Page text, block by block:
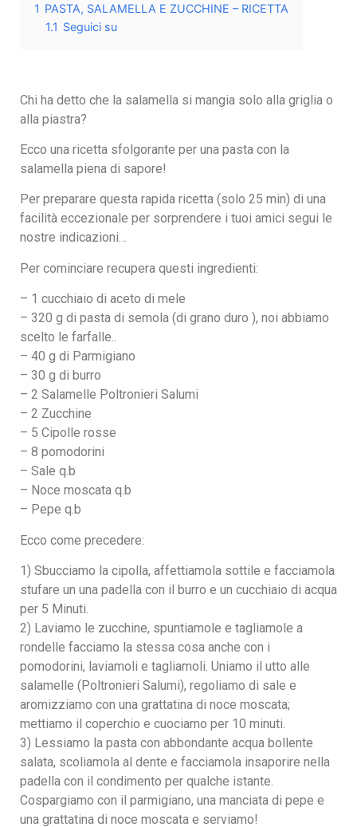
1 PASTA, SALAMELLA E ZUCCHINE – RICETTA
1.1 Seguici su
Chi ha detto che la salamella si mangia solo alla griglia o
alla piastra?
Ecco una ricetta sfolgorante per una pasta con la
salamella piena di sapore!
Per preparare questa rapida ricetta (solo 25 min) di una
facilità eccezionale per sorprendere i tuoi amici segui le
nostre indicazioni…
Per cominciare recupera questi ingredienti:
– 1 cucchiaio di aceto di mele
– 320 g di pasta di semola (di grano duro ), noi abbiamo
scelto le farfalle..
– 40 g di Parmigiano
– 30 g di burro
– 2 Salamelle Poltronieri Salumi
– 2 Zucchine
– 5 Cipolle rosse
– 8 pomodorini
– Sale q.b
– Noce moscata q.b
– Pepe q.b
Ecco come precedere:
1) Sbucciamo la cipolla, affettiamola sottile e facciamola
stufare un una padella con il burro e un cucchiaio di acqua
per 5 Minuti.
2) Laviamo le zucchine, spuntiamole e tagliamole a
rondelle facciamo la stessa cosa anche con i
pomodorini, laviamoli e tagliamoli. Uniamo il utto alle
salamelle (Poltronieri Salumi), regoliamo di sale e
aromizziamo con una grattatina di noce moscata;
mettiamo il coperchio e cuociamo per 10 minuti.
3) Lessiamo la pasta con abbondante acqua bollente
salata, scoliamola al dente e facciamola insaporire nella
padella con il condimento per qualche istante.
Cospargiamo con il parmigiano, una manciata di pepe e
una grattatina di noce moscata e serviamo!